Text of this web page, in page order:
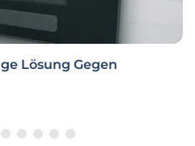
Lösung Gegen